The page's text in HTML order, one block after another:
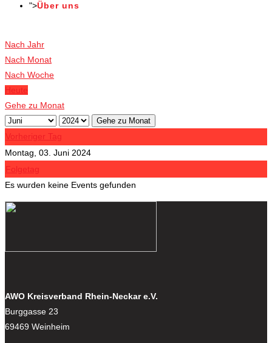
">Über uns
Nach Jahr
Nach Monat
Nach Woche
Heute
Gehe zu Monat
Gehe zu Monat
Vorheriger Tag
Montag, 03. Juni 2024
Folgetag
Es wurden keine Events gefunden
AWO Kreisverband Rhein-Neckar e.V.
Burggasse 23
69469 Weinheim